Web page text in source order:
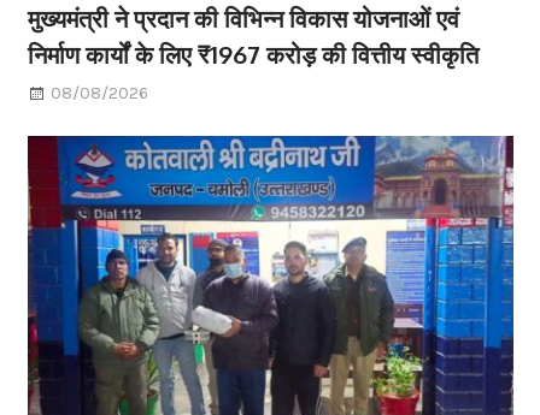
मुख्यमंत्री ने प्रदान की विभिन्न विकास योजनाओं एवं
निर्माण कार्यों के लिए ₹1967 करोड़ की वित्तीय स्वीकृति
08/08/2026